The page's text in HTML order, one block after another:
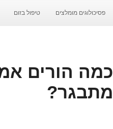
פסיכולוגים מומלצים טיפול בזום
כמה הורים
מתבגר?